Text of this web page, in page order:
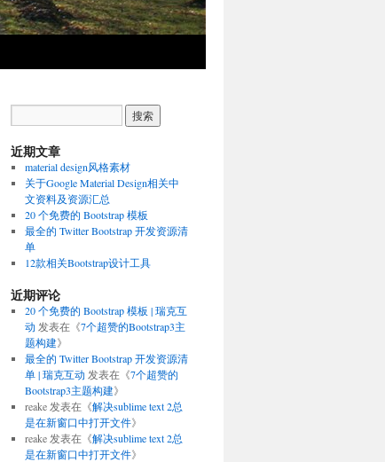
近期文章
material design风格素材
关于Google Material Design相关中
文资料及资源汇总
20 个免费的 Bootstrap 模板
最全的 Twitter Bootstrap 开发资源清
单
12款相关Bootstrap设计工具
近期评论
20 个免费的 Bootstrap 模板 | 瑞克互
动 发表在《7个超赞的Bootstrap3主
题构建》
最全的 Twitter Bootstrap 开发资源清
单 | 瑞克互动 发表在《7个超赞的
Bootstrap3主题构建》
reake发表在《解决sublime text 2总
是在新窗口中打开文件》
reake发表在《解决sublime text 2总
是在新窗口中打开文件》